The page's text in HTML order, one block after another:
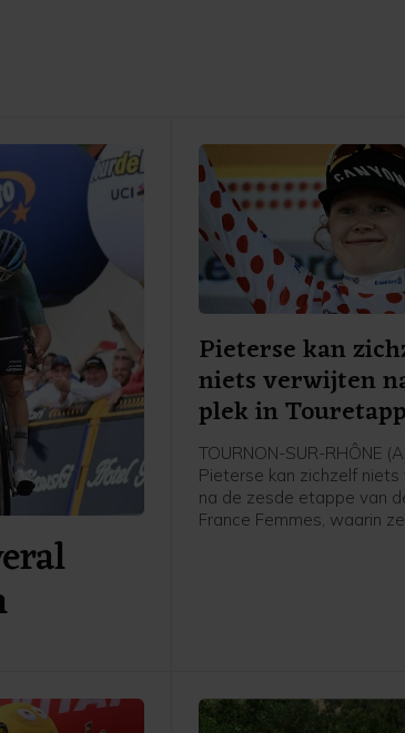
Pieterse kan
niets verwijten
plek in
TOURNON-SUR-RHÔNE
Pieterse kan zichzelf
na de zesde etappe van
France Femmes, waarin